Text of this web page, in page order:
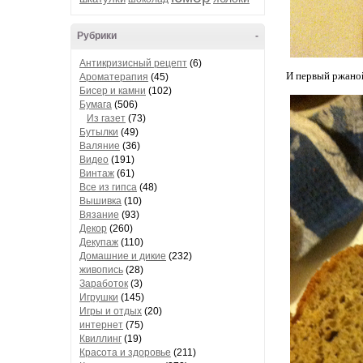
-
Рубрики
Антикризисный рецепт (6)
Ароматерапия (45)
Бисер и камни (102)
Бумага (506)
Из газет (73)
Бутылки (49)
Валяние (36)
Видео (191)
Винтаж (61)
Все из гипса (48)
Вышивка (10)
Вязание (93)
Декор (260)
Декупаж (110)
Домашние и дикие (232)
живопись (28)
Заработок (3)
Игрушки (145)
Игры и отдых (20)
интернет (75)
Квиллинг (19)
Красота и здоровье (211)
И первый